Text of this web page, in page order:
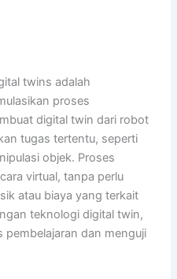
twins adalah
proses
digital twin dari robot
tugas tertentu, seperti
objek. Proses
virtual, tanpa perlu
atau biaya yang terkait
teknologi digital twin,
dan menguji